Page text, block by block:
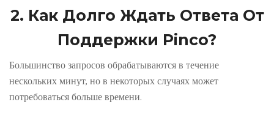
2. Как Долго Ждать Ответа От
Поддержки Pinco?
Большинство запросов обрабатываются в течение
нескольких минут, но в некоторых случаях может
потребоваться больше времени.